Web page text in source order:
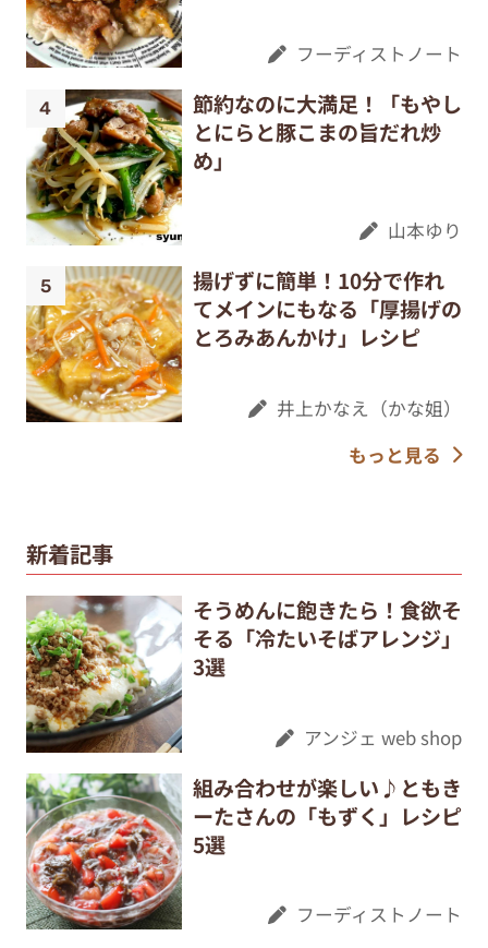
フーディストノート
節約なのに大満足！「もやし
とにらと豚こまの旨だれ炒
め」
山本ゆり
揚げずに簡単！10分で作れ
てメインにもなる「厚揚げの
とろみあんかけ」レシピ
井上かなえ（かな姐）
もっと見る
新着記事
そうめんに飽きたら！食欲そ
そる「冷たいそばアレンジ」
3選
アンジェ web shop
組み合わせが楽しい♪ともき
ーたさんの「もずく」レシピ
5選
フーディストノート